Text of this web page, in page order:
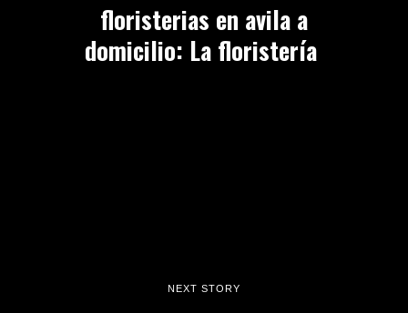
floristerias en avila a
domicilio: La floristería
NEXT STORY